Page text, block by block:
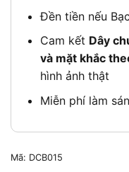
Đền tiền nếu
Cam kết Dây
và mặt khắc
hình ảnh thật
Miễn phí làm
Mã: DCB015